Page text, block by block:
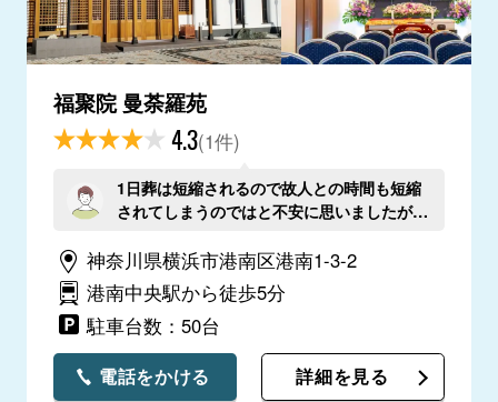
福聚院 曼荼羅苑
4.3(1件)
1日葬は短縮されるので故人との時間も短縮
されてしまうのではと不安に思いましたが、
かったです。
神奈川県横浜市港南区港南1-3-2
港南中央駅から徒歩5分
駐車台数：50台
電話をかける 詳細を見る